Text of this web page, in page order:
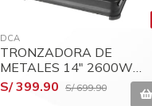
DCA
TRONZADORA DE
METALES 14" 2600W
DCA AJG09-355
S/ 399.90 S/ 699.90